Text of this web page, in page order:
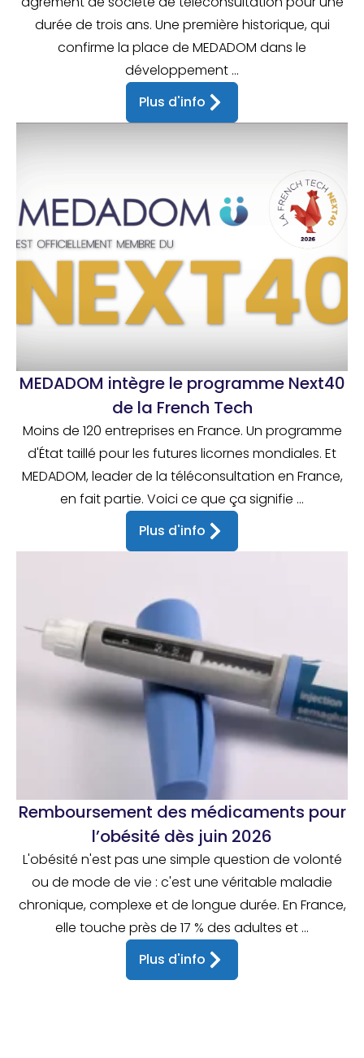
durée de trois ans. Une première historique, qui
confirme la place de MEDADOM dans le
développement ...
Plus d'info
MEDADOM intègre le programme Next40
de la French Tech
Moins de 120 entreprises en France. Un programme
d'État taillé pour les futures licornes mondiales. Et
MEDADOM, leader de la téléconsultation en France,
en fait partie. Voici ce que ça signifie ...
Plus d'info
Remboursement des médicaments pour
l’obésité dès juin 2026
L'obésité n'est pas une simple question de volonté
ou de mode de vie : c'est une véritable maladie
chronique, complexe et de longue durée. En France,
elle touche près de 17 % des adultes et ...
Plus d'info